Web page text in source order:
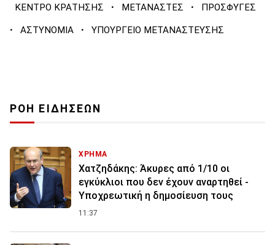
ΚΕΝΤΡΟ ΚΡΑΤΗΣΗΣ · ΜΕΤΑΝΑΣΤΕΣ · ΠΡΟΣΦΥΓΕΣ
· ΑΣΤΥΝΟΜΙΑ · ΥΠΟΥΡΓΕΙΟ ΜΕΤΑΝΑΣΤΕΥΣΗΣ
ΡΟΗ ΕΙΔΗΣΕΩΝ
ΧΡΗΜΑ
Χατζηδάκης: Άκυρες από 1/10 οι
εγκύκλιοι που δεν έχουν αναρτηθεί -
Υποχρεωτική η δημοσίευση τους
11:37